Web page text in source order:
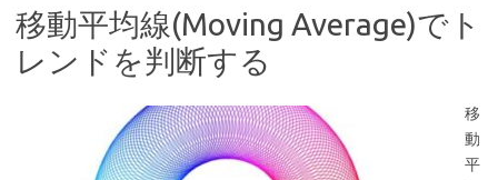
移動平均線(Moving Average)でト
レンドを判断する
移
動
平